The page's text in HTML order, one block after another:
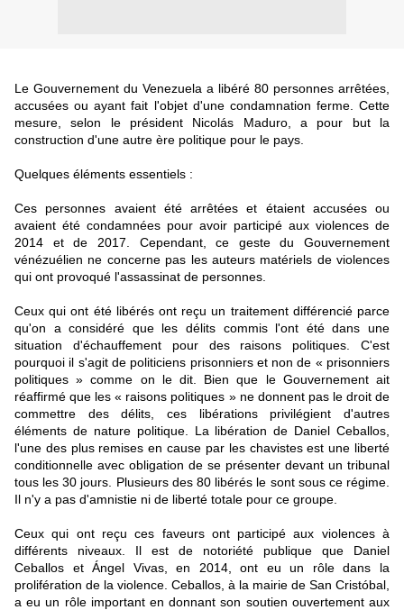
Le Gouvernement du Venezuela a libéré 80 personnes arrêtées,
accusées ou ayant fait l'objet d'une condamnation ferme. Cette
mesure, selon le président Nicolás Maduro, a pour but la
construction d'une autre ère politique pour le pays.
Quelques éléments essentiels :
Ces personnes avaient été arrêtées et étaient accusées ou
avaient été condamnées pour avoir participé aux violences de
2014 et de 2017. Cependant, ce geste du Gouvernement
vénézuélien ne concerne pas les auteurs matériels de violences
qui ont provoqué l'assassinat de personnes.
Ceux qui ont été libérés ont reçu un traitement différencié parce
qu'on a considéré que les délits commis l'ont été dans une
situation d'échauffement pour des raisons politiques. C'est
pourquoi il s'agit de politiciens prisonniers et non de « prisonniers
politiques » comme on le dit. Bien que le Gouvernement ait
réaffirmé que les « raisons politiques » ne donnent pas le droit de
commettre des délits, ces libérations privilégient d'autres
éléments de nature politique. La libération de Daniel Ceballos,
l'une des plus remises en cause par les chavistes est une liberté
conditionnelle avec obligation de se présenter devant un tribunal
tous les 30 jours. Plusieurs des 80 libérés le sont sous ce régime.
Il n'y a pas d'amnistie ni de liberté totale pour ce groupe.
Ceux qui ont reçu ces faveurs ont participé aux violences à
différents niveaux. Il est de notoriété publique que Daniel
Ceballos et Ángel Vivas, en 2014, ont eu un rôle dans la
prolifération de la violence. Ceballos, à la mairie de San Cristóbal,
a eu un rôle important en donnant son soutien ouvertement aux